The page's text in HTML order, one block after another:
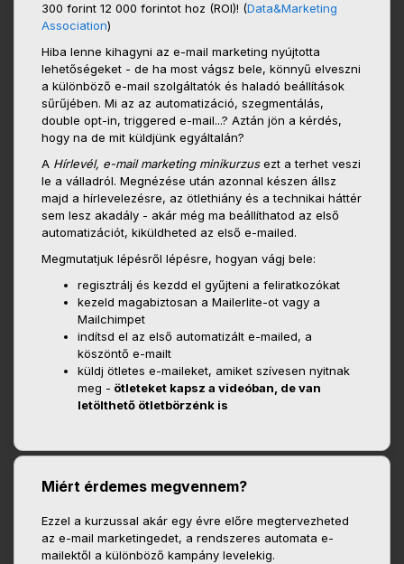
300 forint 12 000 forintot hoz (ROI)! (Data&Marketing
Association)
Hiba lenne kihagyni az e-mail marketing nyújtotta
lehetőségeket - de ha most vágsz bele, könnyű elveszni
a különböző e-mail szolgáltatók és haladó beállítások
sűrűjében. Mi az az automatizáció, szegmentálás,
double opt-in, triggered e-mail...? Aztán jön a kérdés,
hogy na de mit küldjünk egyáltalán?
A Hírlevél, e-mail marketing minikurzusezt a terhet veszi
le a válladról. Megnézése után azonnal készen állsz
majd a hírlevelezésre, az ötlethiány és a technikai háttér
sem lesz akadály - akár még ma beállíthatod az első
automatizációt, kiküldheted az első e-mailed.
Megmutatjuk lépésről lépésre, hogyan vágj bele:
regisztrálj és kezdd el gyűjteni a feliratkozókat
kezeld magabiztosan a Mailerlite-ot vagy a
Mailchimpet
indítsd el az első automatizált e-mailed, a
köszöntő e-mailt
küldj ötletes e-maileket, amiket szívesen nyitnak
meg - ötleteket kapsz a videóban, de van
letölthető ötletbörzénk is
Miért érdemes megvennem?
Ezzel a kurzussal akár egy évre előre megtervezheted
az e-mail marketingedet, a rendszeres automata e-
mailektől a különböző kampány levelekig.